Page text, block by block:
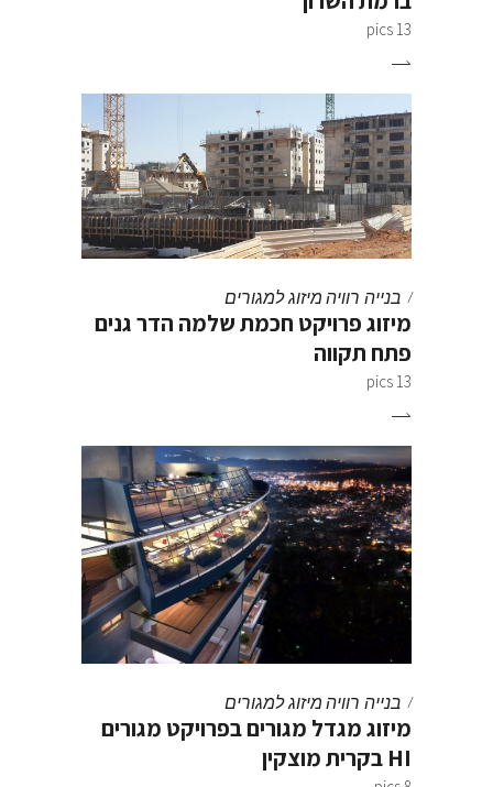
13 pics
בנייה רוויה מיזוג למגורים
מיזוג פרויקט חכמת שלמה הדר גנים
פתח תקווה
13 pics
בנייה רוויה מיזוג למגורים
מיזוג מגדל מגורים בפרויקט מגורים
HI בקרית מוצקין